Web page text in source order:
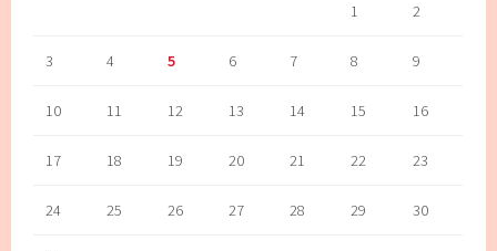
1 2
3 4 5 6 7 8 9
10 11 12 13 14 15 16
17 18 19 20 21 22 23
24 25 26 27 28 29 30